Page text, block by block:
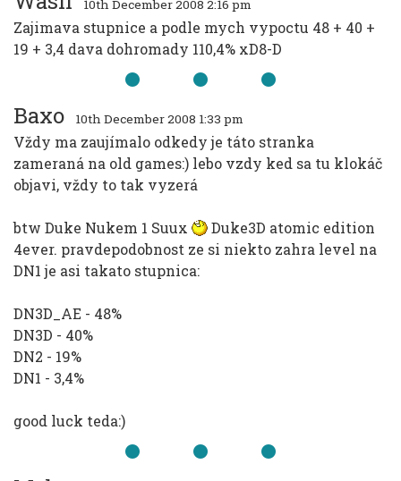
10th December 2008 2:16 pm
Zajimava stupnice a podle mych vypoctu 48 + 40 +
19 + 3,4 dava dohromady 110,4% xD8-D
Baxo 10th December 2008 1:33 pm
Vždy ma zaujímalo odkedy je táto stranka
zameraná na old games:) lebo vzdy ked sa tu klokáč
objavi, vždy to tak vyzerá
btw Duke Nukem 1 Suux
Duke3D atomic edition
4ever. pravdepodobnost ze si niekto zahra level na
DN1 je asi takato stupnica:
DN3D_AE - 48%
DN3D - 40%
DN2 - 19%
DN1 - 3,4%
good luck teda:)